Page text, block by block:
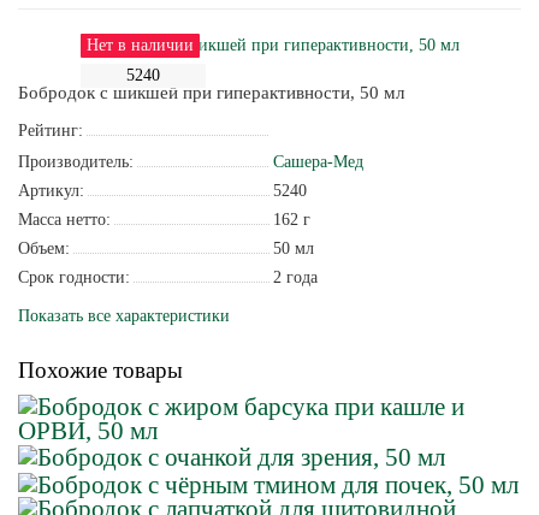
Нет в наличии
5240
Бобродок с шикшей при гиперактивности, 50 мл
Рейтинг:
Производитель:
Сашера-Мед
Артикул:
5240
Масса нетто:
162 г
Объем:
50 мл
Срок годности:
2 года
Показать все характеристики
Похожие товары